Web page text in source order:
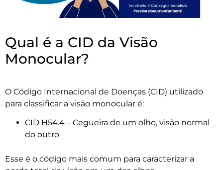
Qual é a CID da Visão
Monocular?
O Código Internacional de Doenças (CID) utilizado
para classificar a visão monocular é:
CID H54.4 – Cegueira de um olho, visão normal
do outro
Esse é o código mais comum para caracterizar a